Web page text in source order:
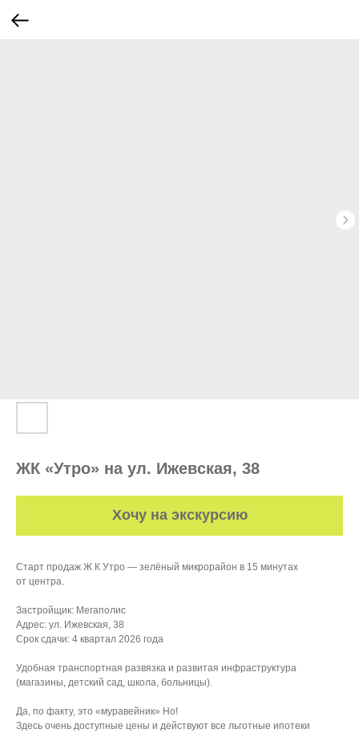
ЖК «Утро» на ул. Ижевская, 38
Хочу на экскурсию
Старт продаж Ж К Утро — зелёный микрорайон в 15 минутах
от центра.
Застройщик: Мегаполис
Адрес: ул. Ижевская, 38
Срок сдачи: 4 квартал 2026 года
Удобная транспортная развязка и развитая инфраструктура
(магазины, детский сад, школа, больницы).
Да, по факту, это «муравейник» Но!
Здесь очень доступные цены и действуют все льготные ипотеки